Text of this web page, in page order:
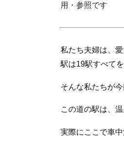
用・参照です
私たち夫婦は、
駅は19駅すべて
そんな私たちが
この道の駅は、
実際にここで車